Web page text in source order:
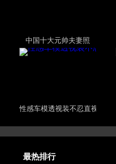
中国十大元帅夫妻照
性感车模透视装不忍直视
最热排行